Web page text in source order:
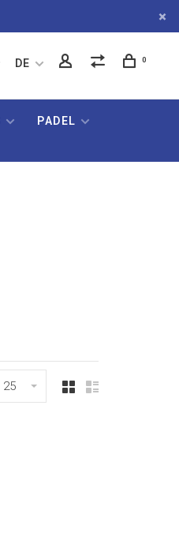
DE 0
PADEL
25